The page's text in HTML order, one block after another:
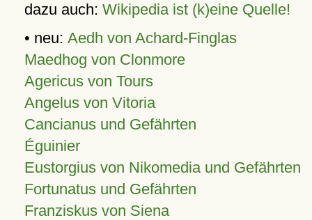
dazu auch: Wikipedia ist (k)eine Quelle!
• neu: Aedh von Achard-Finglas
Maedhog von Clonmore
Agericus von Tours
Angelus von Vitoria
Cancianus und Gefährten
Éguinier
Eustorgius von Nikomedia und Gefährten
Fortunatus und Gefährten
Franziskus von Siena